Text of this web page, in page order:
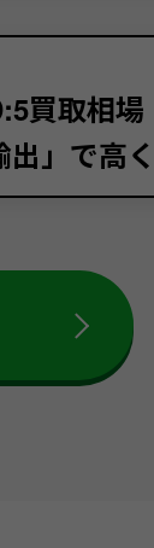
買取相場
出」で高